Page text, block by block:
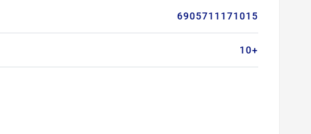
6905711171015
10+